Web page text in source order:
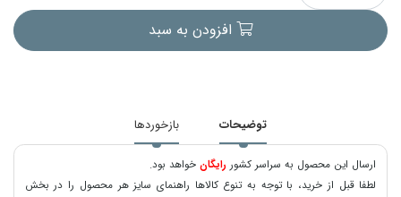
افزودن به سبد
توضیحات بازخوردها
ارسال این محصول به سراسر کشور رایگانخواهد بود.
لطفا قبل از خرید، با توجه به تنوع کالاها راهنمای سایز هر محصول را در بخش